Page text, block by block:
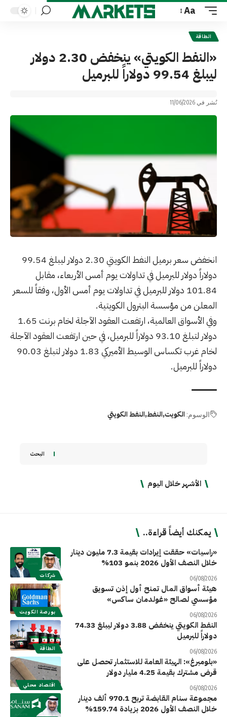
Font
Resizer
Aa
الطاقة
«النفط الكويتي» ينخفض 2.30 دولار
ليبلغ 99.54 دولاراً للبرميل
نُشر في 11/06/2026
انخفض سعر برميل النفط الكويتي 2.30 دولار ليبلغ 99.54
دولاراً دولار للبرميل في تداولات يوم أمس الأربعاء، مقابل
101.84 دولار للبرميل في تداولات يوم أمس الأول، وفقاً للسعر
المعلن من مؤسسة البترول الكويتية.
وفي الأسواق العالمية، ارتفعت العقود الآجلة لخام برنت 1.65
دولار لتبلغ 93.10 دولاراً للبرميل، في حين ارتفعت العقود الآجلة
لخام غرب تكساس الوسيط الأميركي 1.83 دولار لتبلغ 90.03
دولاراً للبرميل.
الوسوم: الكويتالنفط النفط الكويتي
البحث
الأشهر خلال اليوم
يمكنك أيضاً قراءة..
شركات
«راسيات» حققت إيرادات بقيمة 7.3 مليون دينار
خلال النصف الأول 2026 بنمو 103%
06/08/2026
بورصة الكويت
هيئة أسواق المال تمنح أول إذن تسويق
مؤسسي لصالح «غولدمان ساكس»
06/08/2026
الطاقة
النفط الكويتي ينخفض 3.88 دولار ليبلغ 74.33
دولاراً للبرميل
06/08/2026
اقتصاد محلي
«بلومبرغ»: الهيئة العامة للاستثمار تحصل على
قرض مشترك بقيمة 4.25 مليار دولار
06/08/2026
مجموعة سنام القابضة تربح 970.1 ألف دينار
خلال النصف الأول 2026 بزيادة 159.74%